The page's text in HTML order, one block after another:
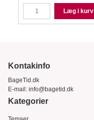
Læg i kurv
Kontakinfo
BageTid.dk
E-mail: info@bagetid.dk
Kategorier